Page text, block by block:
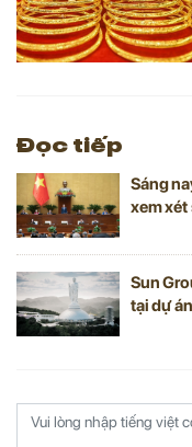
Đọc tiếp
Sáng
xem xét
Sun
tại dự